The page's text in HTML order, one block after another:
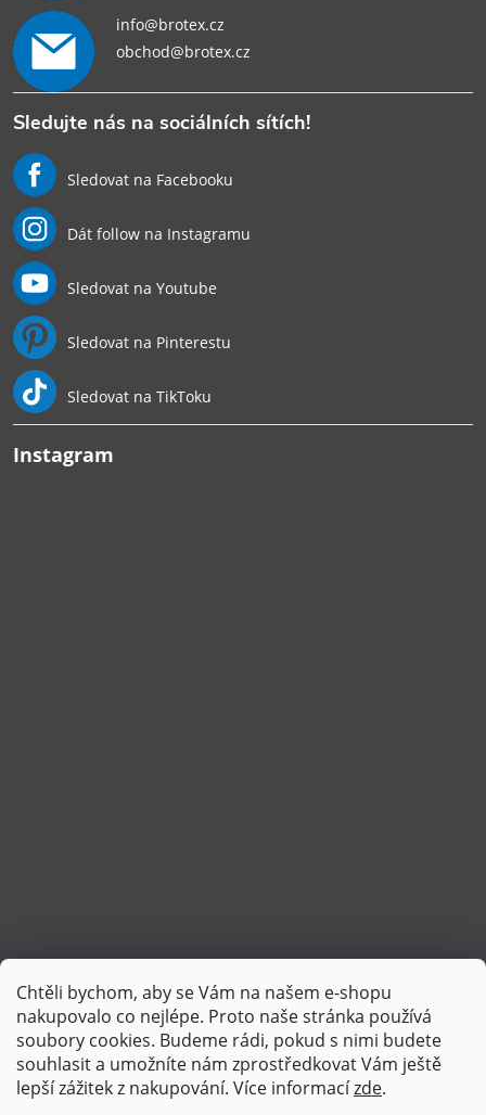
Chtěli bychom, aby se Vám na našem e-shopu
nakupovalo co nejlépe. Proto naše stránka používá
soubory cookies. Budeme rádi, pokud s nimi budete
souhlasit a umožníte nám zprostředkovat Vám ještě
lepší zážitek z nakupování. Více informacízde.
info@brotex.cz
obchod@brotex.cz
Sledujte nás na sociálních sítích!
Sledovat na Facebooku
Dát follow na Instagramu
Sledovat na Youtube
Sledovat na Pinterestu
Sledovat na TikToku
Instagram
Sledovat na Instagramu